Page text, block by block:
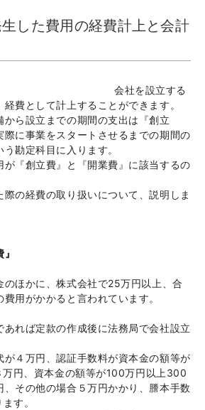
した費用の経費計上と会計
会社を設立する
費として計上することができます。
ら設立までの期間の支出は『創立
際に事業をスタートさせるまでの期間の
勘定科目に入ります。
が『創立費』と『開業費』に該当するの
の経費の取り扱いについて、説明しま
のほかに、株式会社で25万円以上、合
用がかかると言われています。
あれば定款の作成後に法務局で会社設立
が４万円、認証手数料が資本金の額等が
円、資本金の額等が100万円以上300
その他の場合５万円かかり、謄本手数
す。